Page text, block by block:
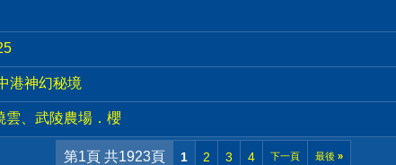
港神幻秘境
雲、武陵農場．櫻
第1頁 共1923頁 1 2 3 4 下一頁 最後 »